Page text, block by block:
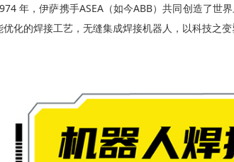
年，伊萨携手ASEA（如今ABB）共同创造了世
优化的焊接工艺，无缝集成焊接机器人，以科技之变